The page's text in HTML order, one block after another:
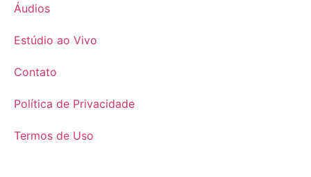
Áudios
Estúdio ao Vivo
Contato
Política de Privacidade
Termos de Uso